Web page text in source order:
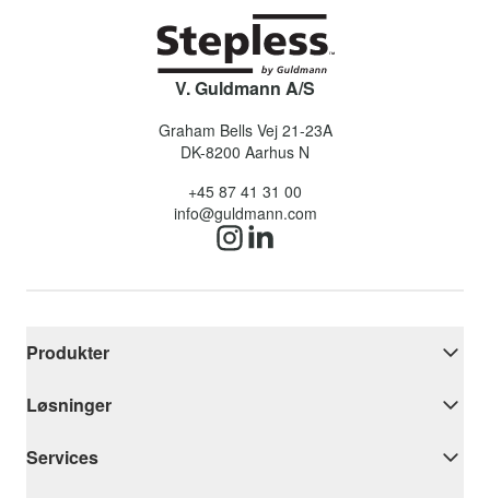
V. Guldmann A/S
Graham Bells Vej 21-23A
DK-8200 Aarhus N
+45 87 41 31 00
info@guldmann.com
Produkter
Løsninger
Services